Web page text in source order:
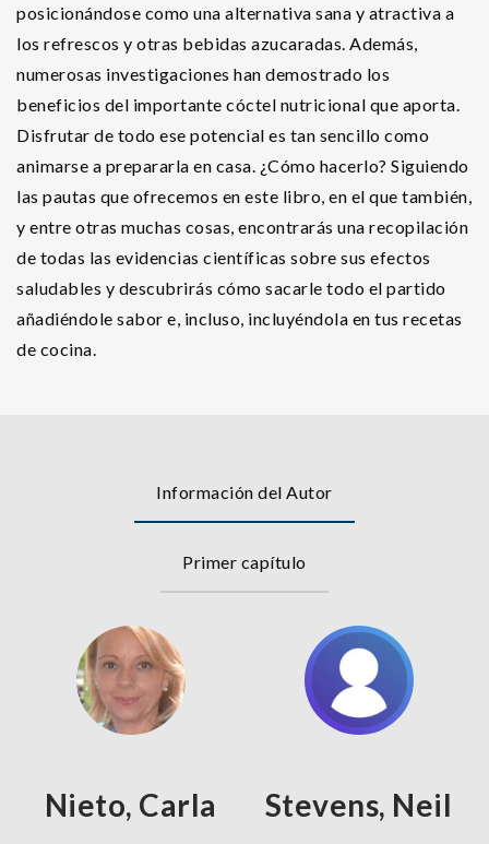
posicionándose como una alternativa sana y atractiva a
los refrescos y otras bebidas azucaradas. Además,
numerosas investigaciones han demostrado los
beneficios del importante cóctel nutricional que aporta.
Disfrutar de todo ese potencial es tan sencillo como
animarse a prepararla en casa. ¿Cómo hacerlo? Siguiendo
las pautas que ofrecemos en este libro, en el que también,
y entre otras muchas cosas, encontrarás una recopilación
de todas las evidencias científicas sobre sus efectos
saludables y descubrirás cómo sacarle todo el partido
añadiéndole sabor e, incluso, incluyéndola en tus recetas
de cocina.
Información del Autor
Primer capítulo
Nieto, Carla Stevens, Neil